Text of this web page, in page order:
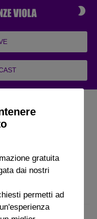
gratuita
dai nostri
permetti ad